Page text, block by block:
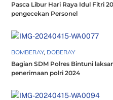
Pasca Libur Hari Raya Idul Fitri
pengecekan Personel
BOMBERAY, DOBERAY
Bagian SDM Polres Bintuni
penerimaan polri 2024